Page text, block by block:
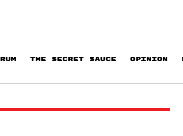
THE SECRET SAUCE​ OPINION